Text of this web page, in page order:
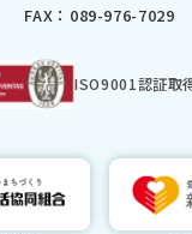
FAX：089-976-7029
ISO9001認証取